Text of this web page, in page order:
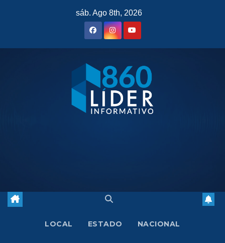
sáb. Ago 8th, 2026
LOCAL ESTADO NACIONAL